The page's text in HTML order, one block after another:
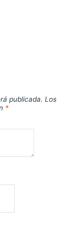
publicada. Los
*